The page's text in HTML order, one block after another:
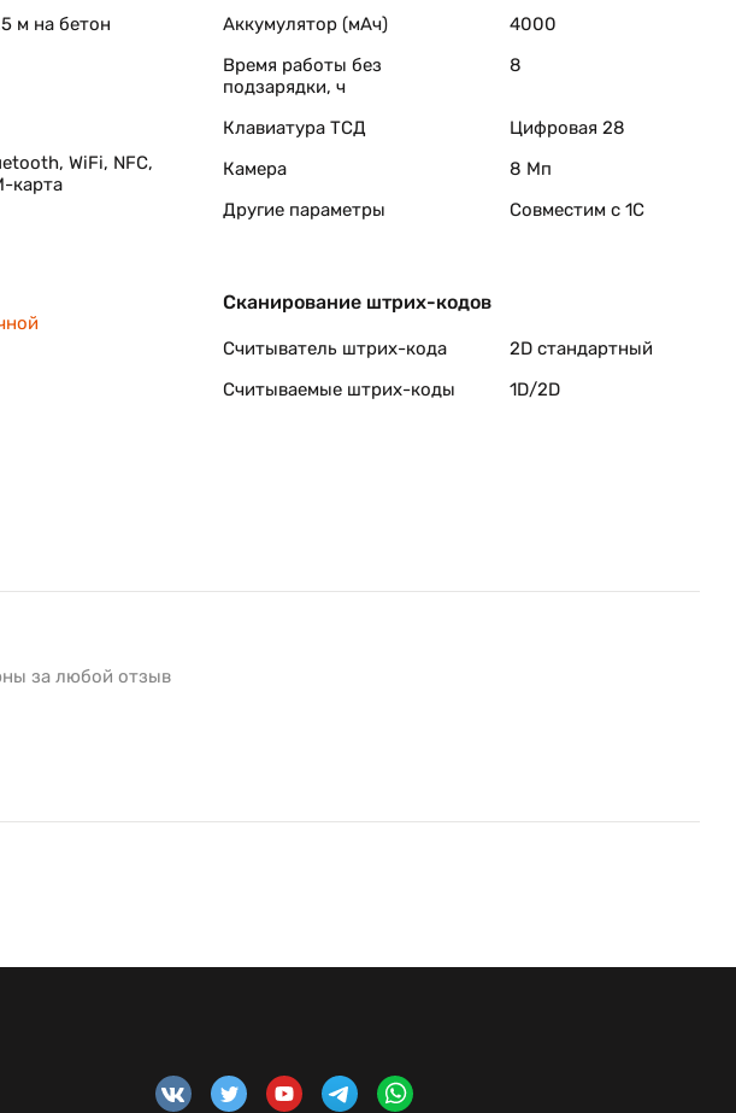
м на бетон
WiFi, NFС,
карта
Аккумулятор (мАч)
4000
Время работы без
подзарядки, ч
8
Клавиатура ТСД
Цифровая 28
Камера
8 Мп
Другие параметры
Совместим с 1С
Сканирование штрих-кодов
Считыватель штрих-кода
2D стандартный
Считываемые штрих-коды
1D/2D
за любой отзыв